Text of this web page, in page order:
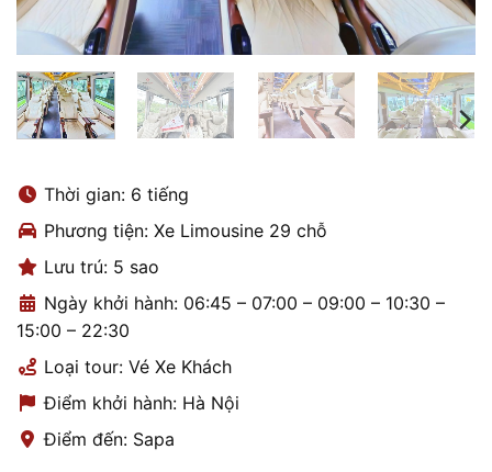
Thời gian: 6 tiếng
Phương tiện: Xe Limousine 29 chỗ
Lưu trú: 5 sao
Ngày khởi hành: 06:45 – 07:00 – 09:00 – 10:30 –
15:00 – 22:30
Loại tour: Vé Xe Khách
Điểm khởi hành: Hà Nội
Điểm đến: Sapa